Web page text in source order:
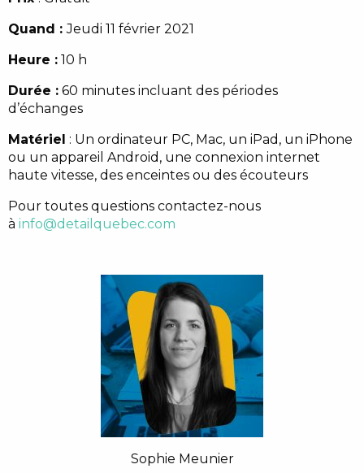
Quand :Jeudi 11 février 2021
Heure : 10 h
Durée : 60 minutes incluant des périodes
d’échanges
Matériel : Un ordinateur PC, Mac, un iPad, un iPhone
ou un appareil Android, une connexion internet
haute vitesse, des enceintes ou des écouteurs
Pour toutes questions contactez-nous
à info@detailquebec.com
Sophie Meunier